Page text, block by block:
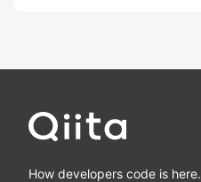
How developers code is here.